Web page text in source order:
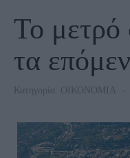
Το
τα
Κατηγορία: ΟΙΚΟΝΟΜΙΑ